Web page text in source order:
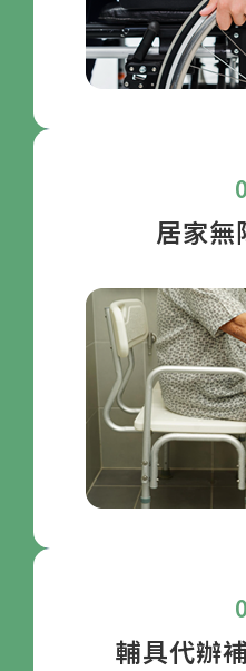
居家無
輔具代辦